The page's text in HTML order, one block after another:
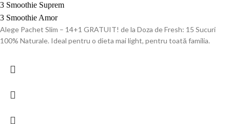
3 Smoothie Suprem
3 Smoothie Amor
Alege Pachet Slim – 14+1 GRATUIT! de la Doza de Fresh: 15 Sucuri
100% Naturale. Ideal pentru o dieta mai light, pentru toată familia.